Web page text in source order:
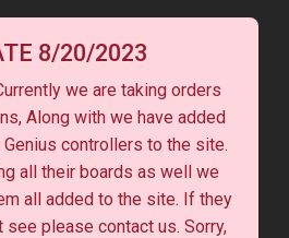
8/20/2023
we are taking orders
Along with we have added
controllers to the site.
all their boards as well we
all added to the site. If they
see please contact us. Sorry,